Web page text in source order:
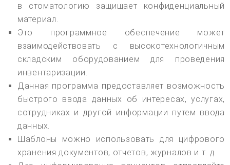
в стоматологию защищает конфиденциальный
материал.
Это программное обеспечение может
взаимодействовать с высокотехнологичным
складским оборудованием для проведения
инвентаризации.
Данная программа предоставляет возможность
быстрого ввода данных об интересах, услугах,
сотрудниках и другой информации путем ввода
данных.
Шаблоны можно использовать для цифрового
хранения документов, отчетов, журналов и т. д.